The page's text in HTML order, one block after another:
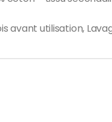
avant utilisation,